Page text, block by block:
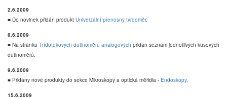
2.6.2009
■ Do novinek přidán produkt Univerzální přenosný tvrdoměr.
8.6.2009
■ Na stránku Třídotekových dutinoměrů analogových přidán seznam jednotlivých kusových
dutinoměrů.
9.6.2009
■ Přidány nové produkty do sekce Mikroskopy a optická měřidla - Endoskopy.
15.6.2009